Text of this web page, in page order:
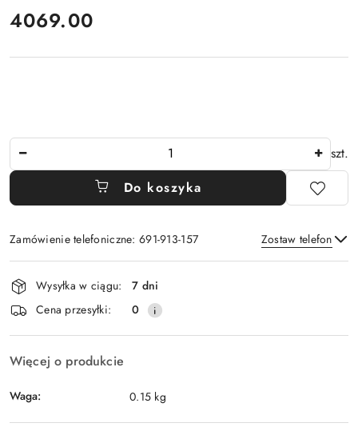
cena:
4069.00
szt.
Do koszyka
Zamówienie telefoniczne: 691-913-157 Zostaw telefon
Wyślij
Dostępność
i
dostawa
Wysyłka w ciągu:
7 dni
Cena przesyłki:
0
Więcej o produkcie
Waga: 0.15 kg